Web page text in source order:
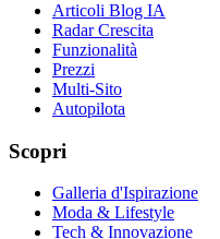
Articoli Blog IA
Radar Crescita
Funzionalità
Prezzi
Multi-Sito
Autopilota
Scopri
Galleria d'Ispirazione
Moda & Lifestyle
Tech & Innovazione